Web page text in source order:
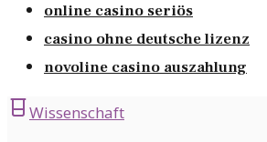
online casino seriös
casino ohne deutsche lizenz
novoline casino auszahlung
Wissenschaft